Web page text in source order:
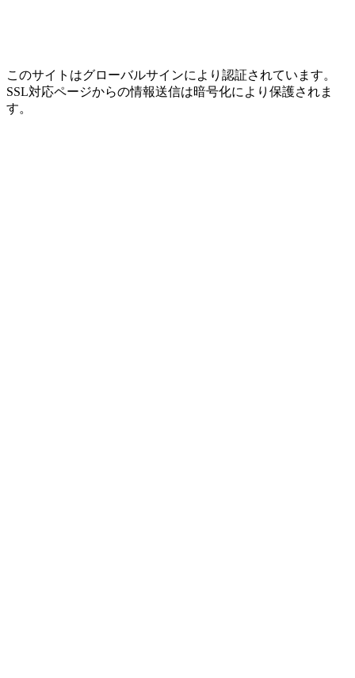
このサイトはグローバルサインにより認証されています。
SSL対応ページからの情報送信は暗号化により保護されま
す。